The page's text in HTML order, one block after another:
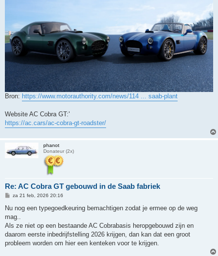
Bron: https://www.motorauthority.com/news/114 ... saab-plant
Website AC Cobra GT:'
https://ac.cars/ac-cobra-gt-roadster/
phanot
Donateur (2x)
Re: AC Cobra GT gebouwd in de Saab fabriek
B
r
c
h
za 21 feb, 2026 20:16
Nu nog een typegoedkeuring bemachtigen zodat je ermee op de weg
mag..
Als ze niet op een bestaande AC Cobrabasis heropgebouwd zijn en
daarom eerste inbedrijfstelling 2026 krijgen, dan kan dat een groot
probleem worden om hier een kenteken voor te krijgen.